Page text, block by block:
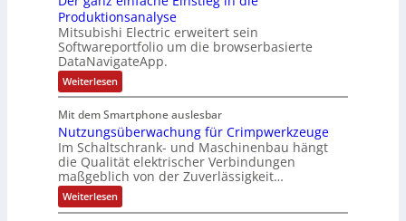
i
t
i
v
e
M
o
m
e
n
t
a
i
k
-
G
e
s
h
ä
f
t
f
y
s
t
è
m
s
:
Q
2
-
E
e
r
V
e
r
t
r
i
e
b
s
-
Produktionsanalyse
Mitsubishi Electric erweitert sein
Softwareportfolio um die browserbasierte
DataNavigateApp.
Weiterlesen:
D
r
g
a
n
z
e
i
n
Mit dem Smartphone auslesbar
Nutzungsüberwachung für Crimpwerkzeuge
Im Schaltschrank- und Maschinenbau hängt
die Qualität elektrischer Verbindungen
maßgeblich von der Zuverlässigkeit…
Weiterlesen:
N